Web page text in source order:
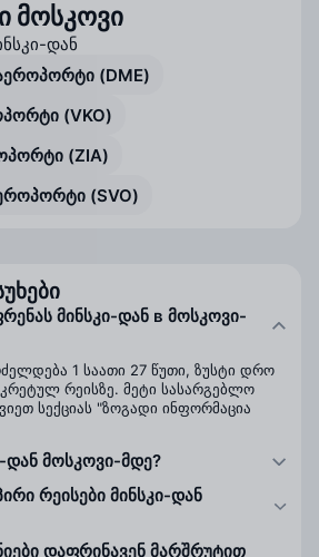
მოსკოვი
დან
(DME)
(VKO)
(ZIA)
(SVO)
მინსკი-დან в მოსკოვი-
1 საათი 27 წუთი, ზუსტი დრო
რეისზე. მეტი სასარგებლო
სექციას "ზოგადი ინფორმაცია
დან მოსკოვი-მდე?
რეისები მინსკი-დან
დაფრინავენ მარშრუტით